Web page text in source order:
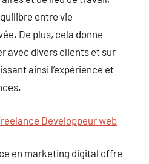
entre vie
De plus, cela donne
avec divers clients et sur
ainsi l’expérience et
Developpeur web
en marketing digital offre